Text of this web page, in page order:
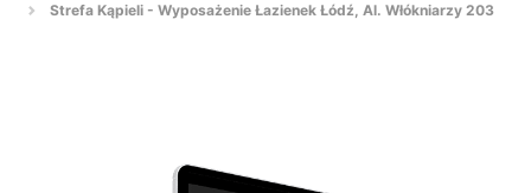
Strefa Kąpieli - Wyposażenie Łazienek Łódź, Al. Włókniarzy 203